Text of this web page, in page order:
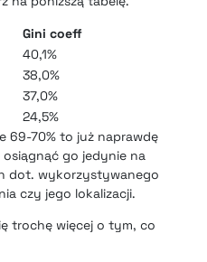
Gini coeff
40,1%
38,0%
37,0%
24,5%
69-70% to już naprawdę
osiągnąć go jedynie na
dot. wykorzystywanego
czy jego lokalizacji.
trochę więcej o tym, co